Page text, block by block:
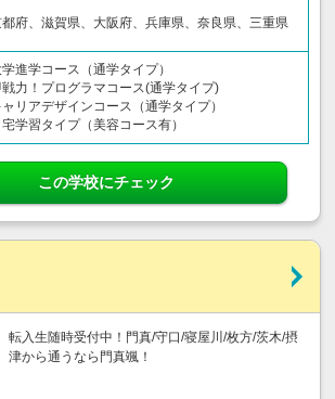
府、滋賀県、大阪府、兵庫県、奈良県、三重県
学進学コース（通学タイプ）
戦力！プログラマコース(通学タイプ)
ャリアデザインコース（通学タイプ）
宅学習タイプ（美容コース有）
この学校にチェック
転入生随時受付中！門真/守口/寝屋川/枚方/茨木/摂
津から通うなら門真颯！